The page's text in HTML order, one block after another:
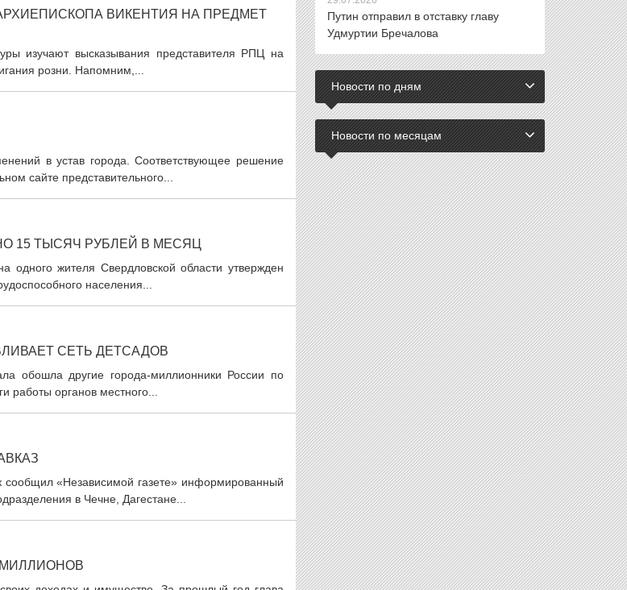
ВИКЕНТИЯ НА ПРЕДМЕТ
изучают высказывания представителя РПЦ на
розни. Напомним,...
в устав города. Соответствующее решение
сайте представительного...
15 ТЫСЯЧ РУБЛЕЙ В МЕСЯЦ
одного жителя Свердловской области утвержден
населения...
СЕТЬ ДЕТСАДОВ
обошла другие города-миллионники России по
работы органов местного...
«Независимой газете» информированный
в Чечне, Дагестане...
Путин отправил в отставку главу
Удмуртии Бречалова
Новости по дням
Новости по месяцам